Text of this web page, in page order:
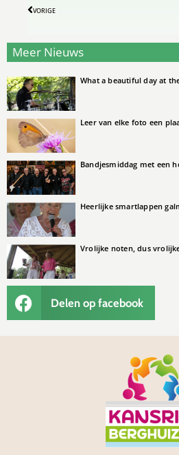
VORIGE
Meer Nieuws
What a beautiful day at
Leer van elke foto een
Bandjesmiddag met een
Heerlijke smartlappen
Vrolijke noten, dus
Delen op facebook